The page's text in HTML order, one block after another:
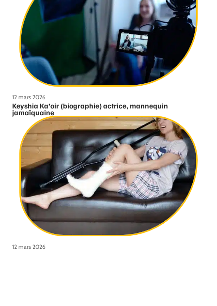
12 mars 2026
Keyshia Ka’oir (biographie) actrice, mannequin
jamaïquaine
12 mars 2026
Comment se déroule une consultation orthopédique ?